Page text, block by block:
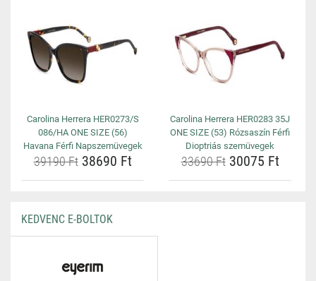
Carolina Herrera HER0273/S
086/HA ONE SIZE (56)
Havana Férfi Napszemüvegek
39190 Ft38690 Ft
Carolina Herrera HER0283 35J
ONE SIZE (53) Rózsaszín Férfi
Dioptriás szemüvegek
33690 Ft30075 Ft
KEDVENC E-BOLTOK